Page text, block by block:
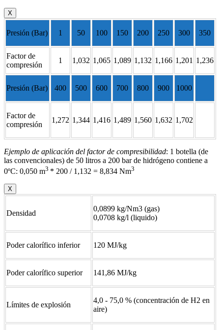
X
Presión (Bar) 1 50 100 150 200 250 300 350
Factor de
compresión
1 1,032 1,065 1,089 1,132 1,166 1,201 1,236
Presión (Bar) 400 500 600 700 800 900 1000
Factor de
compresión
1,272 1,344 1,416 1,489 1,560 1,632 1,702
Ejemplo de aplicación del factor de compresibilidad: 1 botella (de
las convencionales) de 50 litros a 200 bar de hidrógeno contiene a
0ºC: 0,050 m3 * 200 / 1,132 = 8,834 Nm3
X
Densidad
0,0899 kg/Nm3 (gas)
0,0708 kg/l (liquido)
Poder calorífico inferior 120 MJ/kg
Poder calorífico superior 141,86 MJ/kg
Límites de explosión
4,0 - 75,0 % (concentración de H2 en
aire)